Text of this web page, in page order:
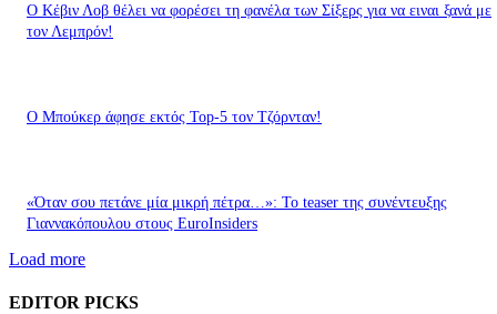
Ο Κέβιν Λοβ θέλει να φορέσει τη φανέλα των Σίξερς για να ειναι ξανά με
τον Λεμπρόν!
Ο Μπούκερ άφησε εκτός Top-5 τον Τζόρνταν!
«Όταν σου πετάνε μία μικρή πέτρα…»: Το teaser της συνέντευξης
Γιαννακόπουλου στους EuroInsiders
Load more
EDITOR PICKS